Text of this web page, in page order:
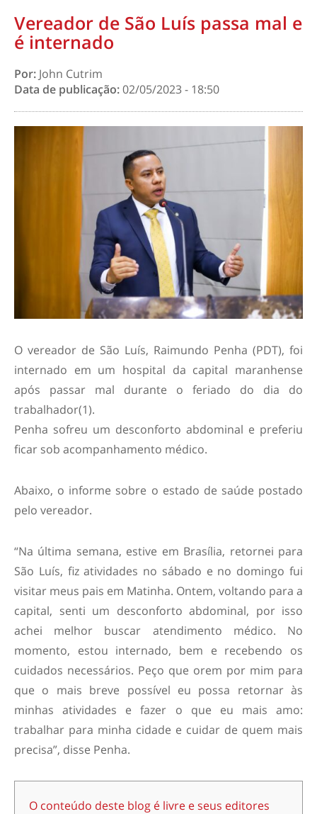
Vereador de São Luís passa mal e
é internado
Por: John Cutrim
Data de publicação:02/05/2023 - 18:50
O vereador de São Luís, Raimundo Penha (PDT), foi
internado em um hospital da capital maranhense
após passar mal durante o feriado do dia do
trabalhador(1).
Penha sofreu um desconforto abdominal e preferiu
ficar sob acompanhamento médico.
Abaixo, o informe sobre o estado de saúde postado
pelo vereador.
“Na última semana, estive em Brasília, retornei para
São Luís, fiz atividades no sábado e no domingo fui
visitar meus pais em Matinha. Ontem, voltando para a
capital, senti um desconforto abdominal, por isso
achei melhor buscar atendimento médico. No
momento, estou internado, bem e recebendo os
cuidados necessários. Peço que orem por mim para
que o mais breve possível eu possa retornar às
minhas atividades e fazer o que eu mais amo:
trabalhar para minha cidade e cuidar de quem mais
precisa”, disse Penha.
O conteúdo deste blog é livre e seus editores